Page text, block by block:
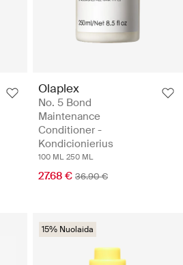
Olaplex
No. 5 Bond
Maintenance
Conditioner -
Kondicionierius
100 ML 250 ML
27.68 € 36.90 €
15% Nuolaida